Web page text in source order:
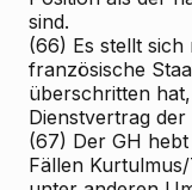
sind.
(66) Es stellt
französische
überschritten
Dienstvertrag
(67) Der GH
Fällen